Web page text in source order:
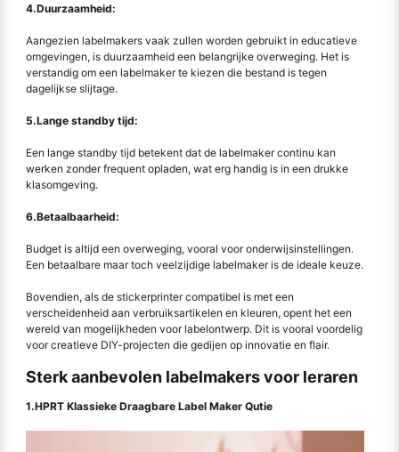
4.Duurzaamheid:
Aangezien labelmakers vaak zullen worden gebruikt in educatieve
omgevingen, is duurzaamheid een belangrijke overweging. Het is
verstandig om een labelmaker te kiezen die bestand is tegen
dagelijkse slijtage.
5.Lange standby tijd:
Een lange standby tijd betekent dat de labelmaker continu kan
werken zonder frequent opladen, wat erg handig is in een drukke
klasomgeving.
6.Betaalbaarheid:
Budget is altijd een overweging, vooral voor onderwijsinstellingen.
Een betaalbare maar toch veelzijdige labelmaker is de ideale keuze.
Bovendien, als de stickerprinter compatibel is met een
verscheidenheid aan verbruiksartikelen en kleuren, opent het een
wereld van mogelijkheden voor labelontwerp. Dit is vooral voordelig
voor creatieve DIY-projecten die gedijen op innovatie en flair.
Sterk aanbevolen labelmakers voor leraren
1.HPRT Klassieke Draagbare Label Maker Qutie